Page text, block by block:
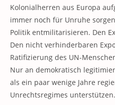
Kolonialherren aus Europa
immer noch für Unruhe
Politik entmilitarisieren. Den
Den nicht verhinderbaren
Ratifizierung des UN-
Nur an demokratisch
als ein paar wenige Jahre
Unrechtsregimes unterstützen.